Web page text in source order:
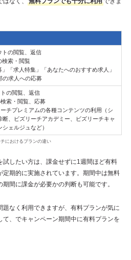
トの閲覧、返信
検索・閲覧
」「求人特集」「あなたへのおすすめ求人」
の求人への応募
の閲覧、返信
索・閲覧、応募
チプレミアムの各種コンテンツの利用（シ
断、ビズリーチアカデミー、ビズリーチキャ
シェルジュなど）
におけるプランの違い
試したい方は、課金せずに1週間ほど有料
期的に実施されています。期間中は無料
間に課金が必要かの判断も可能です。
なく利用できますが、有料プランが気に
て、でキャンペーン期間中に有料プランを